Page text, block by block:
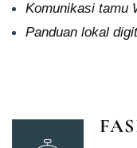
Komunikasi tamu
Panduan lokal